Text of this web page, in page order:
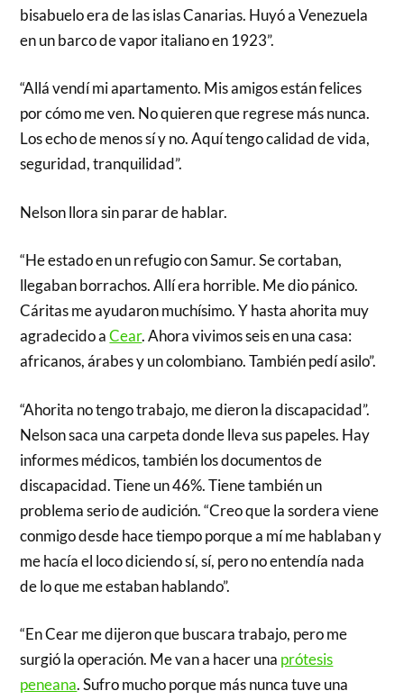
bisabuelo era de las islas Canarias. Huyó a Venezuela
en un barco de vapor italiano en 1923”.
“Allá vendí mi apartamento. Mis amigos están felices
por cómo me ven. No quieren que regrese más nunca.
Los echo de menos sí y no. Aquí tengo calidad de vida,
seguridad, tranquilidad”.
Nelson llora sin parar de hablar.
“He estado en un refugio con Samur. Se cortaban,
llegaban borrachos. Allí era horrible. Me dio pánico.
Cáritas me ayudaron muchísimo. Y hasta ahorita muy
agradecido aCear. Ahora vivimos seis en una casa:
africanos, árabes y un colombiano. También pedí asilo”.
“Ahorita no tengo trabajo, me dieron la discapacidad”.
Nelson saca una carpeta donde lleva sus papeles. Hay
informes médicos, también los documentos de
discapacidad. Tiene un 46%. Tiene también un
problema serio de audición. “Creo que la sordera viene
conmigo desde hace tiempo porque a mí me hablaban y
me hacía el loco diciendo sí, sí, pero no entendía nada
de lo que me estaban hablando”.
“En Cear me dijeron que buscara trabajo, pero me
surgió la operación. Me van a hacer una prótesis
peneana. Sufro mucho porque más nunca tuve una